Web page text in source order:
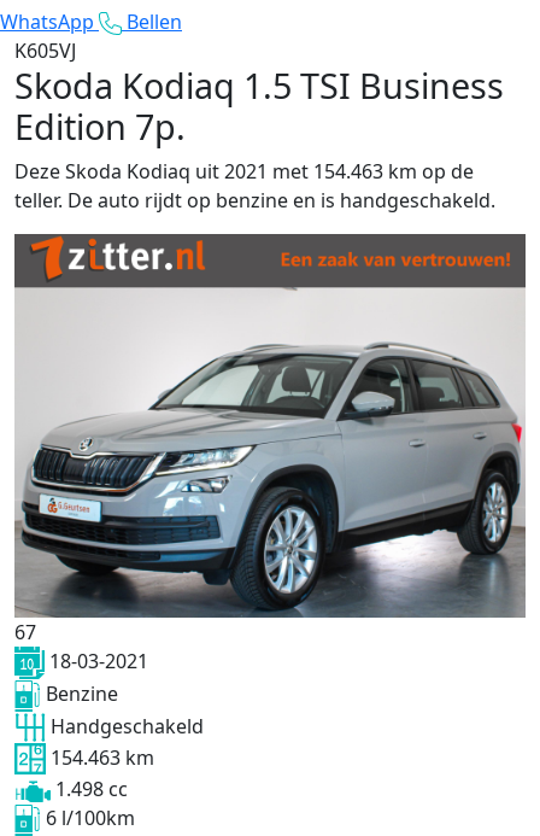
WhatsApp
Bellen
K605VJ
Skoda Kodiaq 1.5 TSI Business
Edition 7p.
Deze Skoda Kodiaq uit 2021 met 154.463 km op de
teller. De auto rijdt op benzine en is handgeschakeld.
67
18-03-2021
Benzine
Handgeschakeld
154.463 km
1.498 cc
6 l/100km